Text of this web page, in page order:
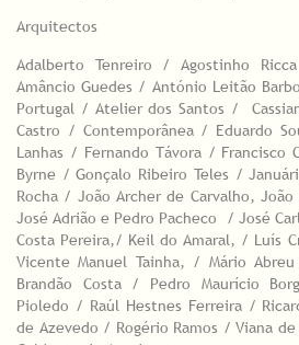
Arquitectos
Adalberto Tenreiro / Agostinho
Amâncio Guedes / António Leitão
Portugal / Atelier dos Santos /
Castro / Contemporânea / Eduardo
Lanhas / Fernando Távora / Francisco
Byrne / Gonçalo Ribeiro Teles /
Rocha / João Archer de Carvalho,
José Adrião e Pedro Pacheco / José
Costa Pereira,/ Keil do Amaral, / Luís
Vicente Manuel Tainha, / Mário
Brandão Costa / Pedro Maurício
Pioledo / Raúl Hestnes Ferreira /
de Azevedo / Rogério Ramos / Viana